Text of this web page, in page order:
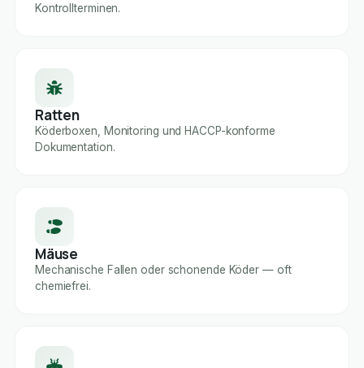
Kontrollterminen.
Ratten
Köderboxen, Monitoring und HACCP-konforme
Dokumentation.
Mäuse
Mechanische Fallen oder schonende Köder — oft
chemiefrei.